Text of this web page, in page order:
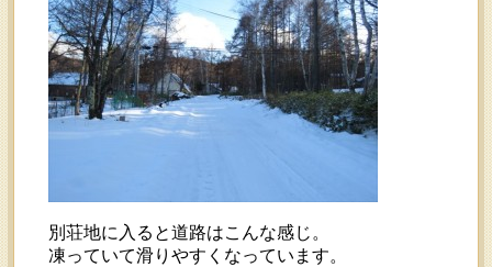
別荘地に入ると道路はこんな感じ。
凍っていて滑りやすくなっています。